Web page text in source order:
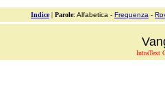
Indice| Parole: Alfabetica - Frequenza -
IntraText